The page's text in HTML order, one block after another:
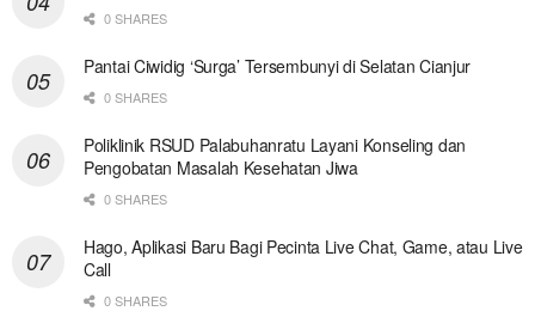
0 SHARES
Pantai Ciwidig ‘Surga’ Tersembunyi di Selatan Cianjur
0 SHARES
Poliklinik RSUD Palabuhanratu Layani Konseling dan
Pengobatan Masalah Kesehatan Jiwa
0 SHARES
Hago, Aplikasi Baru Bagi Pecinta Live Chat, Game, atau Live
Call
0 SHARES